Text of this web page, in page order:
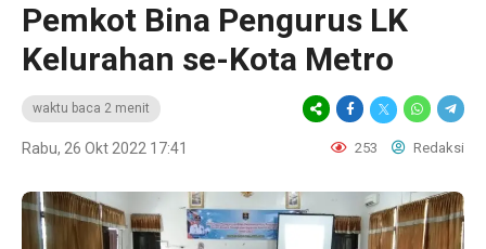
Pemkot Bina Pengurus LK
Kelurahan se-Kota Metro
waktu baca 2 menit
Rabu, 26 Okt 2022 17:41 253 Redaksi